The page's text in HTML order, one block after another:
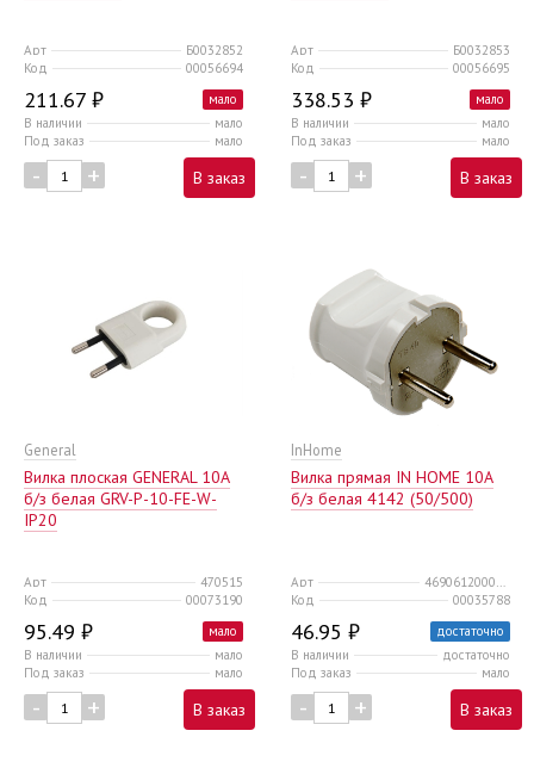
Арт
Б0032852
Код
00056694
211.67 ₽
мало
В наличии
мало
Под заказ
мало
- + В заказ
Арт
Б0032853
Код
00056695
338.53 ₽
мало
В наличии
мало
Под заказ
мало
- + В заказ
General
Вилка плоская GENERAL 10А
б/з белая GRV-P-10-FE-W-
IP20
Арт
470515
Код
00073190
95.49 ₽
мало
В наличии
мало
Под заказ
мало
- + В заказ
InHome
Вилка прямая IN HOME 10A
б/з белая 4142 (50/500)
Арт
Код
00035788
46.95 ₽
достаточно
В наличии
достаточно
Под заказ
мало
- + В заказ